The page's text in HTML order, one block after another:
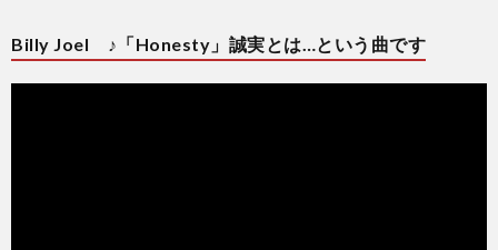
Billy Joel ♪「Honesty」誠実とは…という曲です
動